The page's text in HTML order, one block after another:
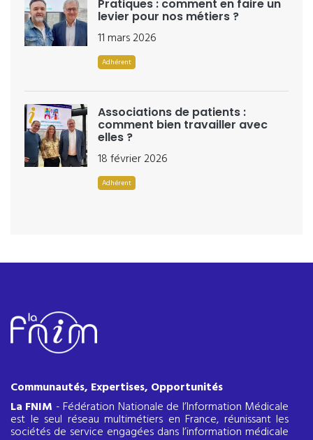
Pratiques : comment en faire un
levier pour nos métiers ?
11 mars 2026
Adhérent
Associations de patients :
comment bien travailler avec
elles ?
18 février 2026
Adhérent
Communautés, Expertises, Opportunités
La FNIM - Fédération Nationale de l’Information Médicale
est le seul réseau multimétiers en France, réunissant les
sociétés de service engagées dans l’information médicale